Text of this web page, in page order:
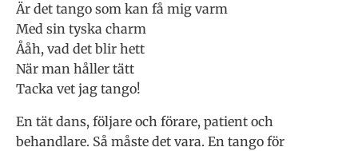
Är det tango som kan få mig varm
Med sin tyska charm
Ååh, vad det blir hett
När man håller tätt
Tacka vet jag tango!
En tät dans, följare och förare, patient och
behandlare. Så måste det vara. En tango för